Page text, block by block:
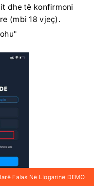
dhe të konfirmoni
(mbi 18 vjeç).
Falas Në Llogarinë DEMO